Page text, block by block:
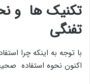
تکنیک ها و
تفنگی
با توجه به اینکه چرا
اکنون نحوه استفاده